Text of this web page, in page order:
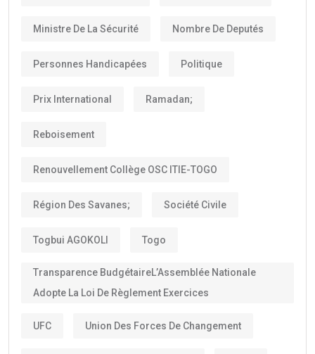
Ministre De La Sécurité Nombre De Deputés
Personnes Handicapées Politique
Prix International Ramadan;
Reboisement
Renouvellement Collège OSC ITIE-TOGO
Région Des Savanes; Société Civile
Togbui AGOKOLI Togo
Transparence BudgétaireL’Assemblée Nationale
Adopte La Loi De Règlement Exercices
UFC Union Des Forces De Changement